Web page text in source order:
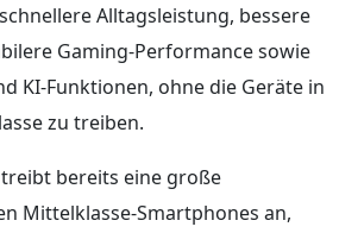
Alltagsleistung, bessere
Gaming-Performance sowie
KI-Funktionen, ohne die Geräte in
zu treiben.
bereits eine große
Mittelklasse-Smartphones an,